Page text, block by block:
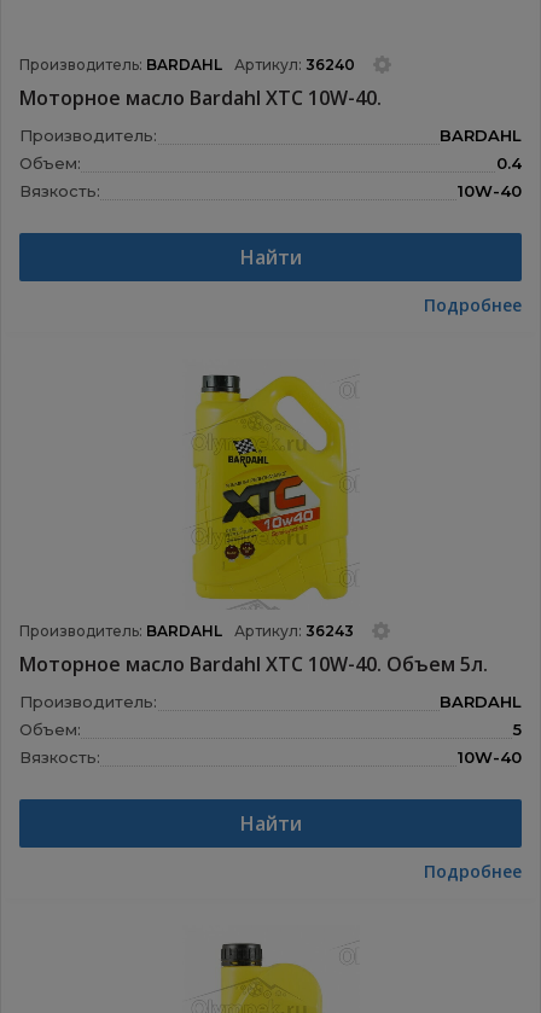
Производитель: BARDAHL Артикул: 36240
Моторное масло Bardahl XTC 10W-40.
Производитель:
BARDAHL
Объем:
0.4
Вязкость:
10W-40
Найти
Подробнее
Производитель: BARDAHL Артикул: 36243
Моторное масло Bardahl XTC 10W-40. Объем 5л.
Производитель:
BARDAHL
Объем:
5
Вязкость:
10W-40
Найти
Подробнее